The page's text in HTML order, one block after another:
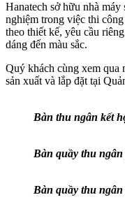
Hanatech sở hữu nhà
nghiệm trong việc thi
theo thiết kế, yêu cầu
dáng đến màu sắc.
Quý khách cùng xem qua
sản xuất và lắp đặt tại
Bàn thu ngân kết
Bàn quầy thu
Bàn quầy thu